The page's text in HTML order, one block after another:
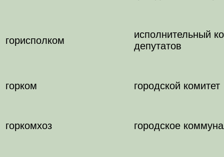
горисполком
исполнительный
депутатов
горком городской комитет
горкомхоз городское